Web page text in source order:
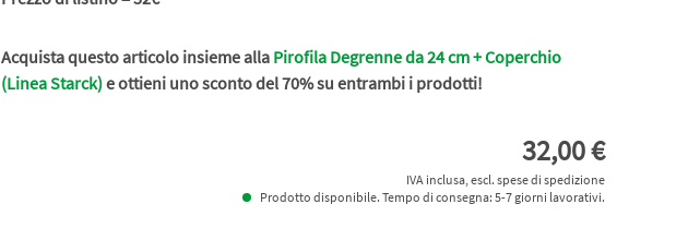
Acquista questo articolo insieme alla Pirofila Degrenne da 24 cm + Coperchio
(Linea Starck)e ottieni uno sconto del 70% su entrambi i prodotti!
32,00 €
IVA inclusa, escl. spese di spedizione
Prodotto disponibile. Tempo di consegna: 5-7 giorni lavorativi.